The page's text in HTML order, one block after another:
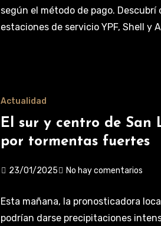
según el método de pago.
estaciones de servicio YPF, Shell y
Actualidad
El sur y centro de San
por tormentas fuertes
23/01/2025 No hay comentarios
Esta mañana, la pronosticadora
podrían darse precipitaciones